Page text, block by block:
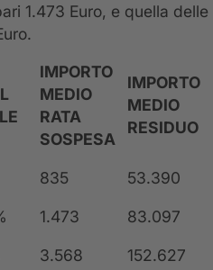
1.473 Euro, e quella delle
IMPORTO
MEDIO
RATA
SOSPESA
IMPORTO
MEDIO
RESIDUO
835 53.390
1.473 83.097
3.568 152.627